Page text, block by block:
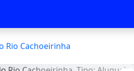
Rio Cachoeirinha